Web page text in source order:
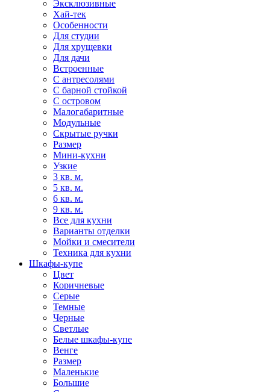
Эксклюзивные
Хай-тек
Особенности
Для студии
Для хрущевки
Для дачи
Встроенные
С антресолями
С барной стойкой
С островом
Малогабаритные
Модульные
Скрытые ручки
Размер
Мини-кухни
Узкие
3 кв. м.
5 кв. м.
6 кв. м.
9 кв. м.
Все для кухни
Варианты отделки
Мойки и смесители
Техника для кухни
Шкафы-купе
Цвет
Коричневые
Серые
Темные
Черные
Светлые
Белые шкафы-купе
Венге
Размер
Маленькие
Большие